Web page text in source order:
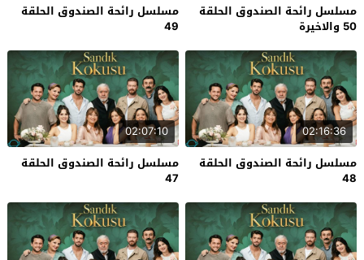
مسلسل رائحة الصندوق الحلقة
50 والاخيرة
مسلسل رائحة الصندوق الحلقة
49
02:16:36
مسلسل رائحة الصندوق الحلقة
48
02:07:10
مسلسل رائحة الصندوق الحلقة
47